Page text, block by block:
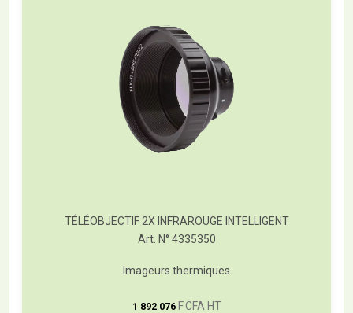
TÉLÉOBJECTIF 2X INFRAROUGE INTELLIGENT
Art. N° 4335350
Imageurs thermiques
1 892 076 F CFA HT